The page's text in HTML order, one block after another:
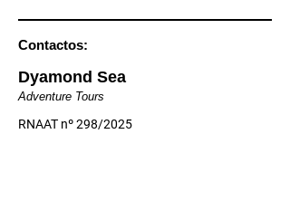
Contactos:
Dyamond Sea
Adventure Tours
RNAAT nº 298/2025